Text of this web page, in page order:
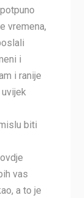
vremena,
i
i ranije
biti
vas
a to je